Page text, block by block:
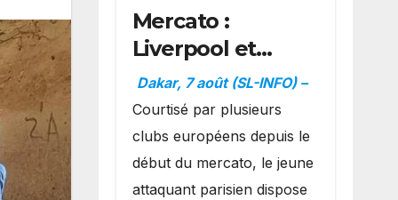
Mercato :
Liverpool et
Dortmund se
positionnent en
favoris pour
recruter Ibrahim
Mbaye
Dakar, 7 août (SL-INFO) –
Courtisé par plusieurs
clubs européens depuis le
début du mercato, le jeune
attaquant parisien dispose